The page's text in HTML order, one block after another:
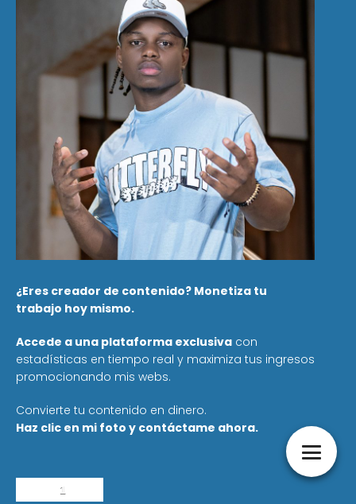
¿Eres creador de contenido? Monetiza tu
trabajo hoy mismo.
Accede a una plataforma exclusiva con
estadísticas en tiempo real y maximiza tus ingresos
promocionando mis webs.
Convierte tu contenido en dinero.
Haz clic en mi foto y contáctame ahora.
1